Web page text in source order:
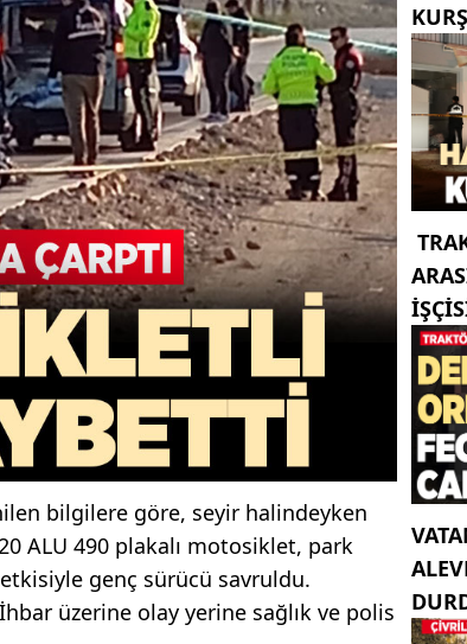
bilgilere göre, seyir halindeyken
ALU 490 plakalı motosiklet, park
genç sürücü savruldu.
üzerine olay yerine sağlık ve polis